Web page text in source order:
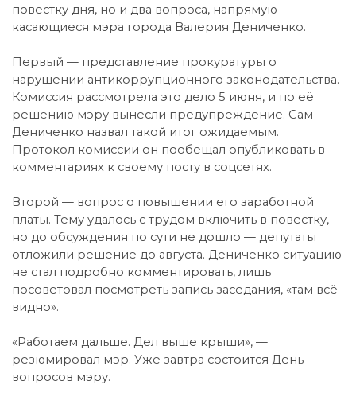
повестку дня, но и два вопроса, напрямую
касающиеся мэра города Валерия Дениченко.
Первый — представление прокуратуры о
нарушении антикоррупционного законодательства.
Комиссия рассмотрела это дело 5 июня, и по её
решению мэру вынесли предупреждение. Сам
Дениченко назвал такой итог ожидаемым.
Протокол комиссии он пообещал опубликовать в
комментариях к своему посту в соцсетях.
Второй — вопрос о повышении его заработной
платы. Тему удалось с трудом включить в повестку,
но до обсуждения по сути не дошло — депутаты
отложили решение до августа. Дениченко ситуацию
не стал подробно комментировать, лишь
посоветовал посмотреть запись заседания, «там всё
видно».
«Работаем дальше. Дел выше крыши», —
резюмировал мэр. Уже завтра состоится День
вопросов мэру.